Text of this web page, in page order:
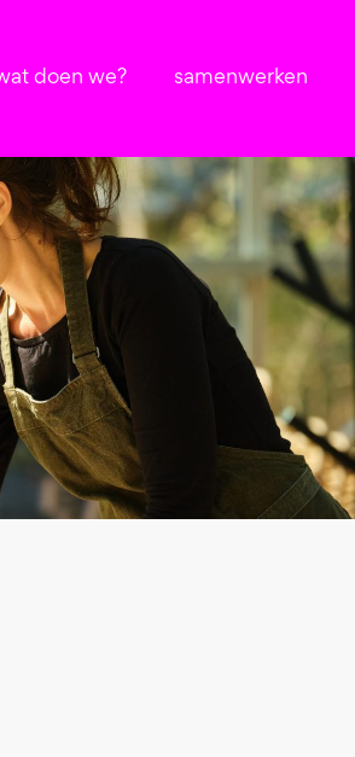
doen we? samenwerken